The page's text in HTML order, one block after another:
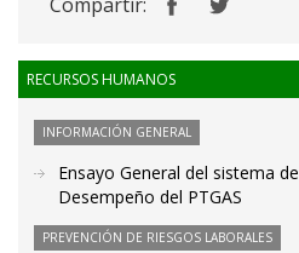
RECURSOS HUMANOS
INFORMACIÓN GENERAL
Ensayo General del sistema
Desempeño del PTGAS
PREVENCIÓN DE RIESGOS LABORALES